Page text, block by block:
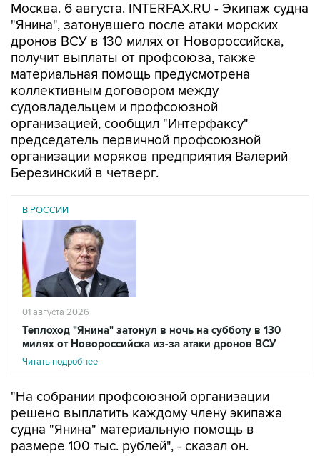
Москва. 6 августа. INTERFAX.RU - Экипаж судна
"Янина", затонувшего после атаки морских
дронов ВСУ в 130 милях от Новороссийска,
получит выплаты от профсоюза, также
материальная помощь предусмотрена
коллективным договором между
судовладельцем и профсоюзной
организацией, сообщил "Интерфаксу"
председатель первичной профсоюзной
организации моряков предприятия Валерий
Березинский в четверг.
В РОССИИ
01 августа 2026
Теплоход "Янина" затонул в ночь на субботу в 130
милях от Новороссийска из-за атаки дронов ВСУ
Читать подробнее
"На собрании профсоюзной организации
решено выплатить каждому члену экипажа
судна "Янина" материальную помощь в
размере 100 тыс. рублей", - сказал он.